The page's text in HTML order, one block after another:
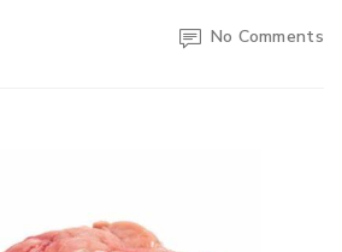
No Comments